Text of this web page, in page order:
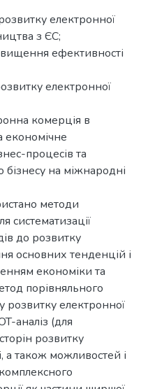
електронної
з ЄС;
ефективності
електронної
комерція в
економічне
процесів та
бізнесу на міжнародні
методи
систематизації
до розвитку
основних тенденцій і
економіки та
порівняльного
розвитку електронної
аналіз (для
розвитку
а також можливостей і